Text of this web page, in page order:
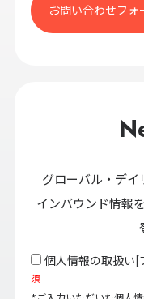
お問い合わせフォ
グローバル・デ
インバウンド情報
個人情報の取扱い[
須